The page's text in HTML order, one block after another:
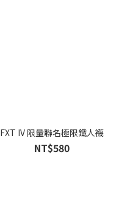
FXT IV 限量聯名極限鐵人襪
NT$580